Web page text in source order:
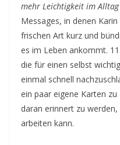
mehr Leichtigkeit im Alltag
Messages, in denen
frischen Art kurz und
es im Leben ankommt.
die für einen selbst
einmal schnell
ein paar eigene Karten
daran erinnert zu
arbeiten kann.